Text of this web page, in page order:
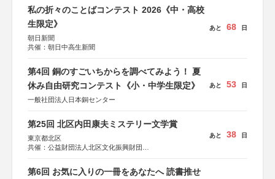
私の折々のことばコンテスト 2026《中・高校
生限定》
朝日新聞
共催：朝日中高生新聞
あと 68 日
第4回 銅のすごいちからを調べてみよう！ 夏
休み自由研究コンテスト《小・中学生限定》
一般社団法人日本銅センター
あと 53 日
第25回 北区内田康夫ミステリー文学賞
東京都北区
共催：公益財団法人北区文化振興財団
あと 38 日
第6回 お気に入りの一冊をあなたへ 読書推せ